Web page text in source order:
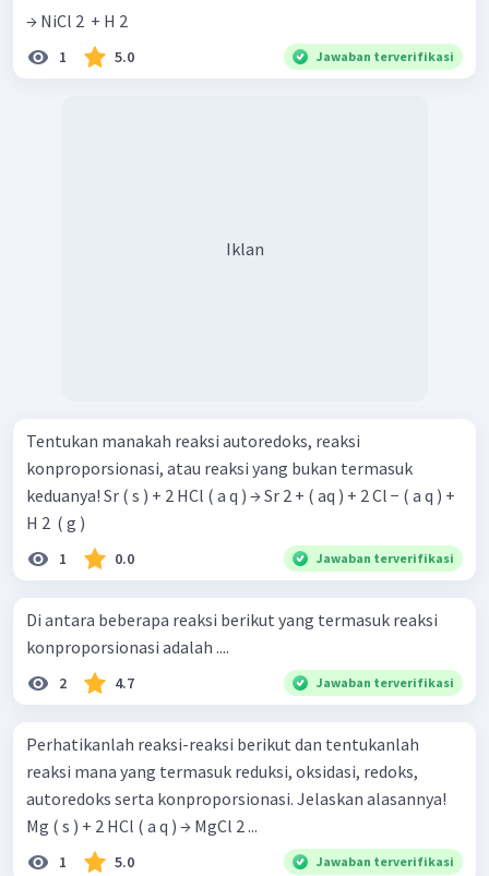
→ NiCl 2 ​ + H 2 ​
1 5.0 Jawaban terverifikasi
Iklan
Tentukan manakah reaksi autoredoks, reaksi
konproporsionasi, atau reaksi yang bukan termasuk
keduanya! Sr ( s ) + 2 HCl ( a q ) → Sr 2 + ( aq ) + 2 Cl − ( a q ) +
H 2 ​ ( g )
1 0.0 Jawaban terverifikasi
Di antara beberapa reaksi berikut yang termasuk reaksi
konproporsionasi adalah ....
2 4.7 Jawaban terverifikasi
Perhatikanlah reaksi-reaksi berikut dan tentukanlah
reaksi mana yang termasuk reduksi, oksidasi, redoks,
autoredoks serta konproporsionasi. Jelaskan alasannya!
Mg ( s ) + 2 HCl ( a q ) → MgCl 2 ...
1 5.0 Jawaban terverifikasi